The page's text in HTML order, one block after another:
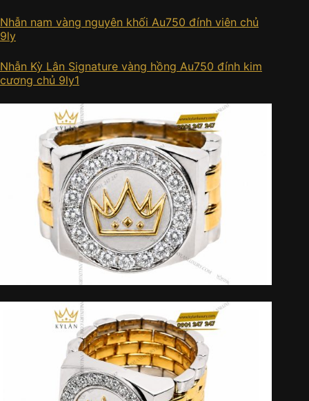
Nhẫn nam vàng nguyên khối Au750 đính viên chủ
9ly
Nhẫn Kỳ Lân Signature vàng hồng Au750 đính kim
cương chủ 9ly1